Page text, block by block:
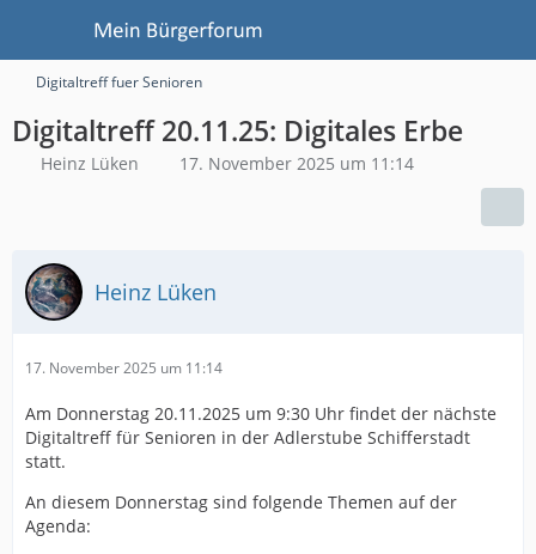
Digitaltreff fuer Senioren
Digitaltreff 20.11.25: Digitales Erbe
Heinz Lüken 17. November 2025 um 11:14
Heinz Lüken
17. November 2025 um 11:14
Am Donnerstag 20.11.2025 um 9:30 Uhr findet der nächste
Digitaltreff für Senioren in der Adlerstube Schifferstadt
statt.
An diesem Donnerstag sind folgende Themen auf der
Agenda: